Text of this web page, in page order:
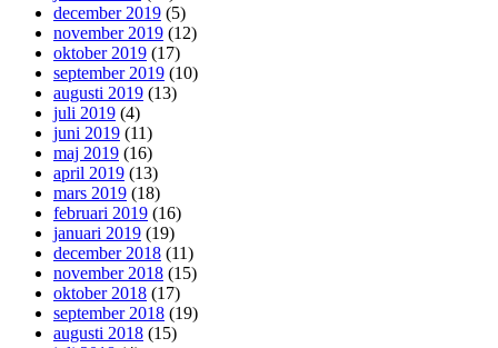
december 2019 (5)
november 2019 (12)
oktober 2019 (17)
september 2019 (10)
augusti 2019 (13)
juli 2019 (4)
juni 2019 (11)
maj 2019 (16)
april 2019 (13)
mars 2019 (18)
februari 2019 (16)
januari 2019 (19)
december 2018 (11)
november 2018 (15)
oktober 2018 (17)
september 2018 (19)
augusti 2018 (15)